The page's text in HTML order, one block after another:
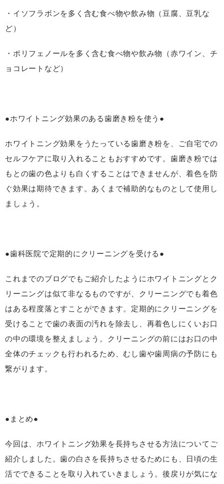
・イソフラボンを多く含む食べ物や飲み物（豆腐、豆乳な
ど）
・ポリフェノールを多く含む食べ物や飲み物（赤ワイン、チ
ョコレートなど）
●ホワイトニング効果のある歯磨き粉を使う●
ホワイトニング効果をうたっている歯磨き粉を、ご自宅での
セルフケアに取り入れることもおすすめです。歯磨き粉では
もとの歯の色よりも白くすることはできませんが、着色を防
ぐ効果は期待できます。あくまで補助的なものとして使用し
ましょう。
●歯科医院で定期的にクリーニングを受ける●
これまでのブログでもご紹介したようにホワイトニングとク
リーニングは似て非なるものですが、クリーニングでも着色
はある程度落とすことができます。定期的にクリーニングを
受けることで歯の表面の汚れを除去し、再着色しにくいお口
の中の環境を整えましょう。クリーニングの前にはお口の中
全体のチェックも行われるため、むし歯や歯周病の予防にも
繋がります。
●まとめ●
今回は、ホワイトニング効果を長持ちさせる方法についてご
紹介しました。歯の白さを長持ちさせるためにも、日頃の生
活でできることを取り入れていきましょう。後戻りが気にな